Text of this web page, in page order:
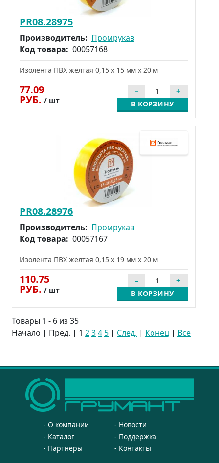
PR08.28975
Производитель: Промрукав
Код товара: 00057168
Изолента ПВХ желтая 0,15 x 15 мм х 20 м
77.09
РУБ. / шт В КОРЗИНУ
PR08.28976
Производитель: Промрукав
Код товара: 00057167
Изолента ПВХ желтая 0,15 x 19 мм х 20 м
110.75
РУБ. / шт В КОРЗИНУ
Товары 1 - 6 из 35
Начало | Пред. | 1 234 5 | След. | Конец | Все
О компании
Новости
Каталог
Поддержка
Партнеры
Контакты